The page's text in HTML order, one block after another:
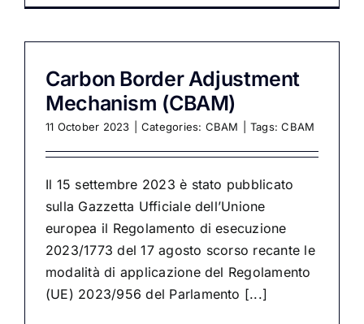
Carbon Border Adjustment
Mechanism (CBAM)
11 October 2023 Categories: CBAM Tags:CBAM
Il 15 settembre 2023 è stato pubblicato
sulla Gazzetta Ufficiale dell’Unione
europea il Regolamento di esecuzione
2023/1773 del 17 agosto scorso recante le
modalità di applicazione del Regolamento
(UE) 2023/956 del Parlamento [...]